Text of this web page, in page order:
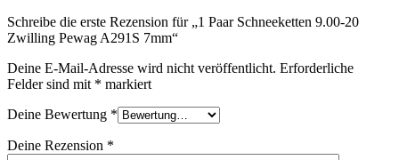
Schreibe die erste Rezension für „1 Paar Schneeketten 9.00-20
Zwilling Pewag A291S 7mm“
Deine E-Mail-Adresse wird nicht veröffentlicht. Erforderliche
Felder sind mit * markiert
Deine Bewertung *
Deine Rezension *